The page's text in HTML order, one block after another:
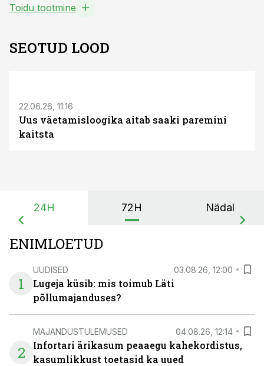
Toidu tootmine
SEOTUD LOOD
22.06.26, 11:16
Uus väetamisloogika aitab saaki paremini
kaitsta
24H 72H Nädal
ENIMLOETUD
1
UUDISED 03.08.26, 12:00
Lugeja küsib: mis toimub Läti
põllumajanduses?
2
MAJANDUSTULEMUSED 04.08.26, 12:14
Infortari ärikasum peaaegu kahekordistus,
kasumlikkust toetasid ka uued